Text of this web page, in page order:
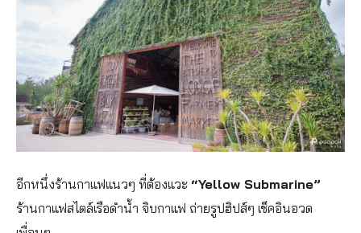
อีกหนึ่งร้านกาแฟแนวๆ ที่ต้องแวะ “Yellow Submarine”
ร้านกาแฟสไตล์เรือดำน้ำ จิบกาแฟ ถ่ายรูปฮิปส์ๆ เช็คอินอวด